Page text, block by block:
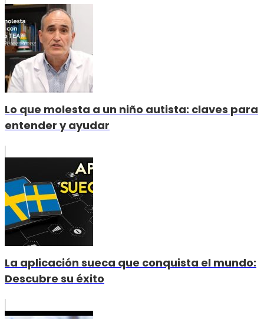
Lo que molesta a un niño autista: claves para
entender y ayudar
La aplicación sueca que conquista el mundo:
Descubre su éxito